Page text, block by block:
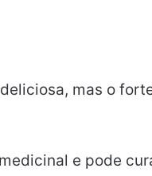
mas o
e pode